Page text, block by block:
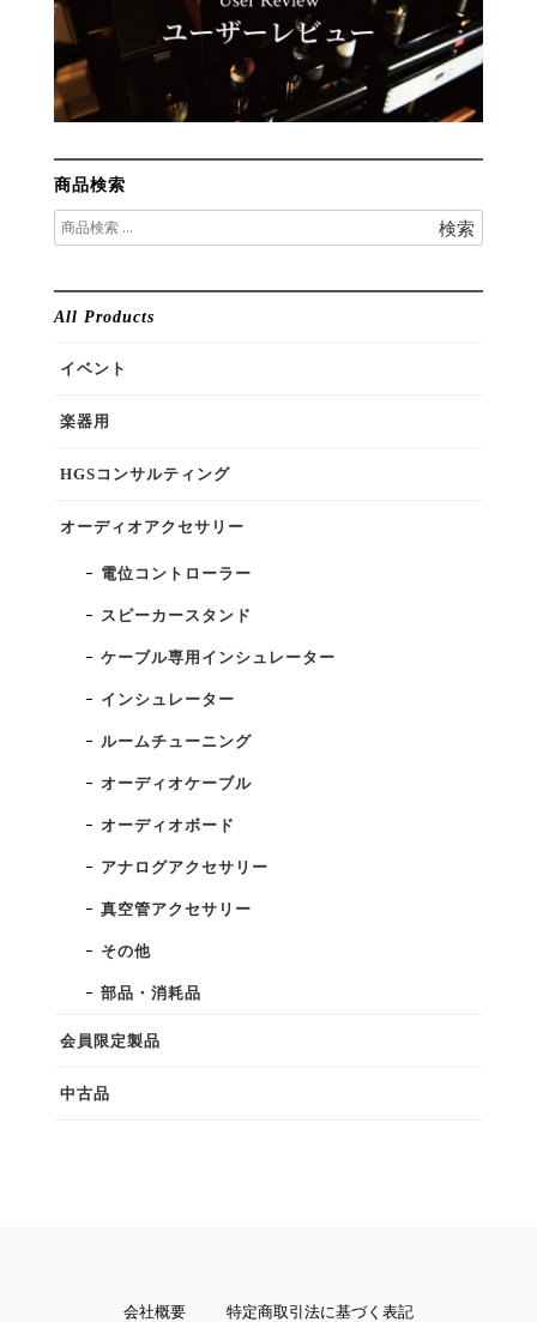
商品検索
検
索
検索
All Products
イベント
楽器用
HGSコンサルティング
オーディオアクセサリー
電位コントローラー
スピーカースタンド
ケーブル専用インシュレーター
インシュレーター
ルームチューニング
オーディオケーブル
オーディオボード
アナログアクセサリー
真空管アクセサリー
その他
部品・消耗品
会員限定製品
中古品
会社概要
特定商取引法に基づく表記